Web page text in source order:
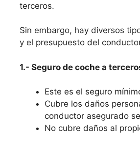
terceros.
Sin embargo, hay diversos
y el presupuesto del
1.- Seguro de coche a
Este es el seguro
Cubre los daños
conductor asegurado
No cubre daños al